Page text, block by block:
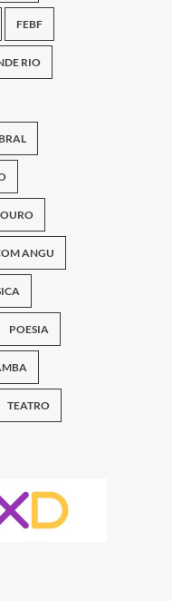
FEBF
RIO
ANGU
POESIA
TEATRO